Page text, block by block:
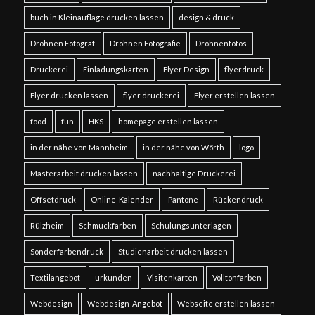
buch in Kleinauflage drucken lassen design & druck
Drohnen Fotograf Drohnen Fotografie Drohnenfotos
Druckerei Einladungskarten Flyer Design flyerdruck
Flyer drucken lassen flyer druckerei Flyer erstellen lassen
food fun HKS homepage erstellen lassen
in der nähe von Mannheim in der nähe von Wörth logo
Masterarbeit drucken lassen nachhaltige Druckerei
Offsetdruck Online-Kalender Pantone Rückendruck
Rülzheim Schmuckfarben Schulungsunterlagen
Sonderfarbendruck Studienarbeit drucken lassen
Textilangebot urkunden Visitenkarten Volltonfarben
Webdesign Webdesign-Angebot Webseite erstellen lassen